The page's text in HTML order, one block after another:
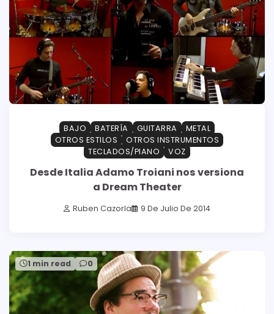
BAJO BATERÍA GUITARRA
METAL
OTROS ESTILOS
OTROS INSTRUMENTOS
TECLADOS/PIANO
VOZ
Desde Italia Adamo Troiani nos versiona
a Dream Theater
Ruben Cazorla 9 De Julio De 2014
1 min read 0